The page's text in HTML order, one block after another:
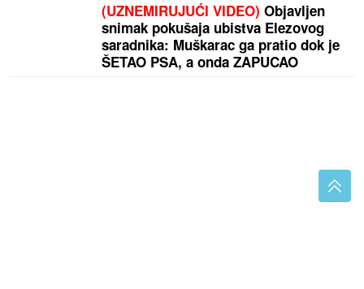
(UZNEMIRUJUĆI VIDEO) Objavljen
snimak pokušaja ubistva Elezovog
saradnika: Muškarac ga pratio dok je
ŠETAO PSA, a onda ZAPUCAO